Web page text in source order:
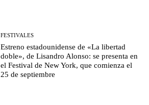
FESTIVALES
Estreno estadounidense de «La libertad
doble», de Lisandro Alonso: se presenta en
el Festival de New York, que comienza el
25 de septiembre